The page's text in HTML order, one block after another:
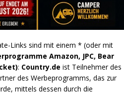
Links sind mit einem * (oder mit
Amazon, JPC, Bear
: Country.de ist Teilnehmer des
des Werbeprogramms, das zur
mittels dessen durch die